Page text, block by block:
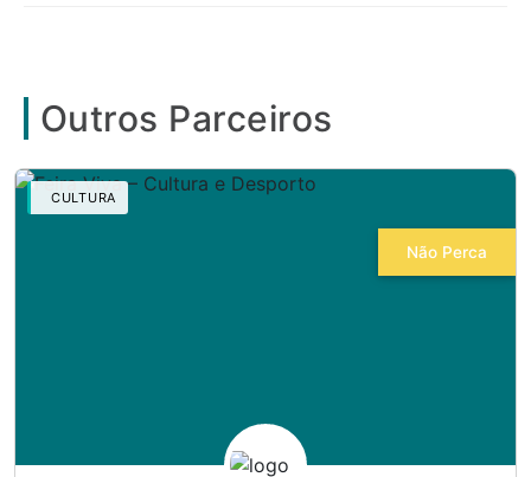
Outros Parceiros
Não Perca
CULTURA